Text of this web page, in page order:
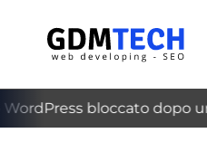
bloccato dopo un
‹